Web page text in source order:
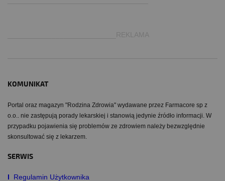
___________________________REKLAMA
KOMUNIKAT
Portal oraz magazyn "Rodzina Zdrowia" wydawane przez Farmacore sp z
o.o.. nie zastępują porady lekarskiej i stanowią jedynie źródło informacji. W
przypadku pojawienia się problemów ze zdrowiem należy bezwzględnie
skonsultować się z lekarzem.
SERWIS
I Regulamin Użytkownika